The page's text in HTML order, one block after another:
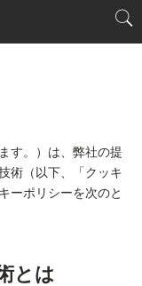
す。）は、弊社の提
術（以下、「クッキ
ーポリシーを次のと
とは